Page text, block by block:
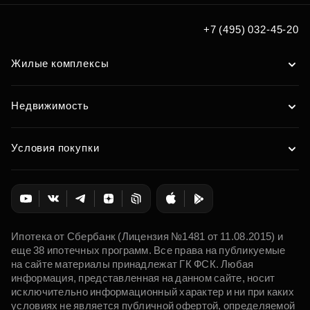
+7 (495) 032-45-20
Жилые комплексы
Недвижимость
Условия покупки
Ипотека от Сбербанк (Лицензия №1481 от 11.08.2015) и
еще 38 ипотечных программ. Все права на публикуемые
на сайте материалы принадлежат ГК ФСК. Любая
информация, представленная на данном сайте, носит
исключительно информационный характер и ни при каких
условиях не является публичной офертой, определяемой